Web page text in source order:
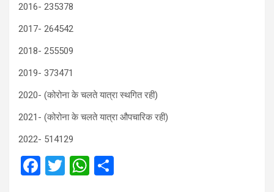
2016- 235378
2017- 264542
2018- 255509
2019- 373471
2020- (कोरोना के चलते यात्रा स्थगित रही)
2021- (कोरोना के चलते यात्रा औपचारिक रही)
2022- 514129
F
T
W